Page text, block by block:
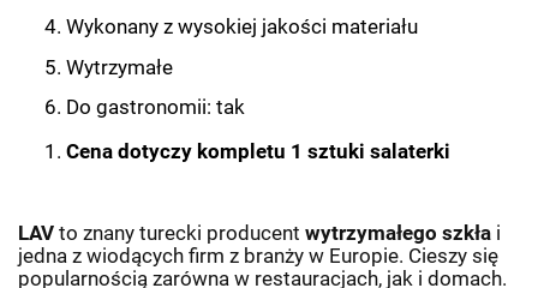
Wykonany z wysokiej jakości materiału
Wytrzymałe
Do gastronomii: tak
Cena dotyczy kompletu 1 sztuki salaterki
LAV to znany turecki producent wytrzymałego szkła i
jedna z wiodących firm z branży w Europie. Cieszy się
popularnością zarówna w restauracjach, jak i domach.